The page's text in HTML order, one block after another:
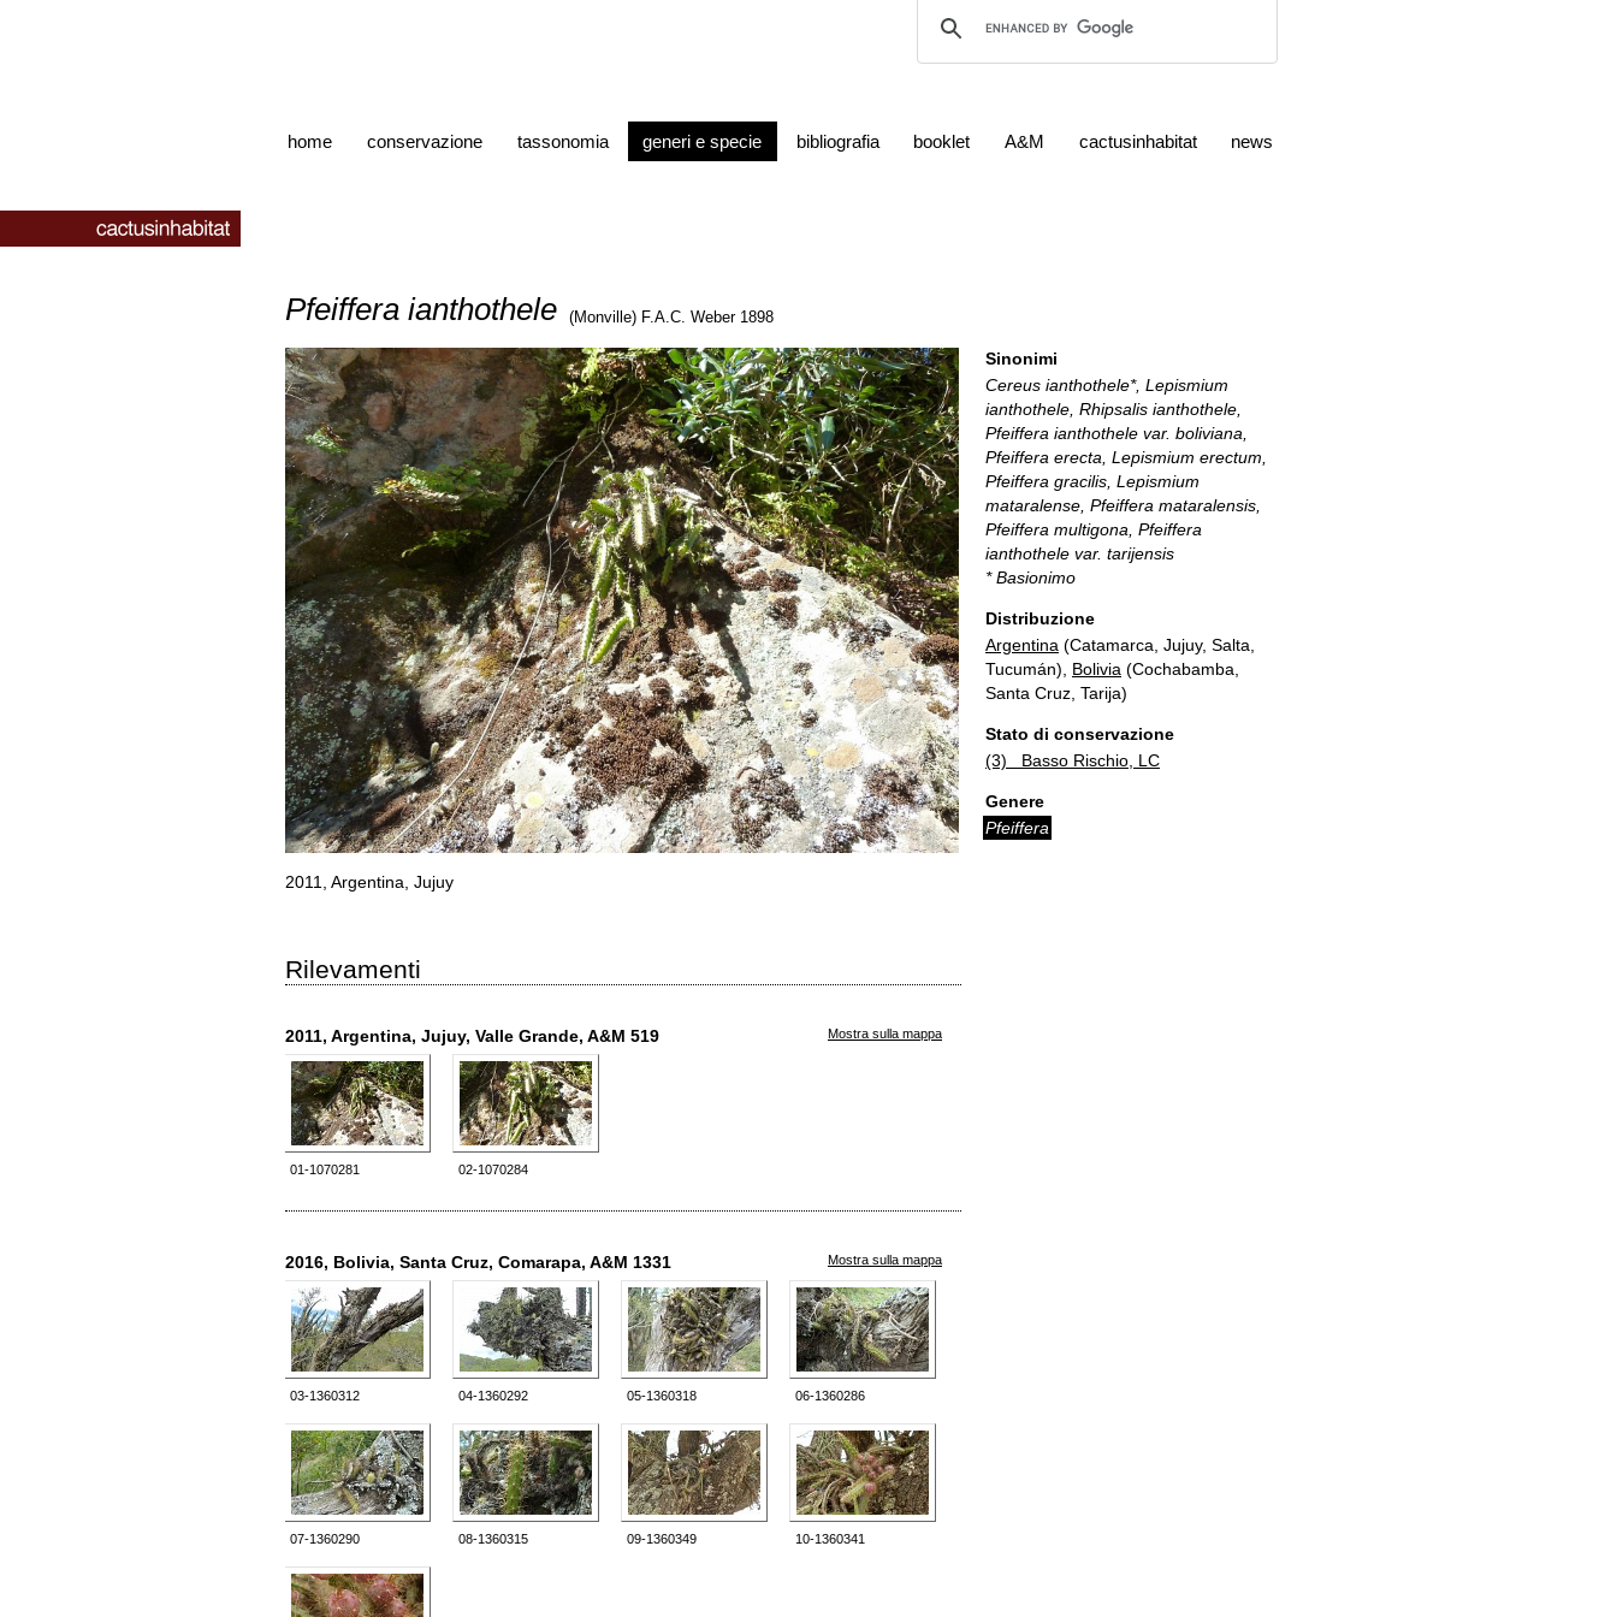
home conservazione tassonomia generi e specie bibliografia booklet A&M cactusinhabitat news
Pfeiffera ianthothele (Monville) F.A.C. Weber 1898
2011, Argentina, Jujuy
Rilevamenti
2011, Argentina, Jujuy, Valle Grande, A&M 519 Mostra sulla mappa
01-1070281 02-1070284
2016, Bolivia, Santa Cruz, Comarapa, A&M 1331 Mostra sulla mappa
03-1360312 04-1360292 05-1360318 06-1360286
07-1360290 08-1360315 09-1360349 10-1360341
Sinonimi
Cereus ianthothele*, Lepismium
ianthothele, Rhipsalis ianthothele,
Pfeiffera ianthothele var. boliviana,
Pfeiffera erecta, Lepismium erectum,
Pfeiffera gracilis, Lepismium
mataralense, Pfeiffera mataralensis,
Pfeiffera multigona, Pfeiffera
ianthothele var. tarijensis
* Basionimo
Distribuzione
Argentina (Catamarca, Jujuy, Salta,
Tucumán), Bolivia (Cochabamba,
Santa Cruz, Tarija)
Stato di conservazione
(3) Basso Rischio, LC
Genere
Pfeiffera